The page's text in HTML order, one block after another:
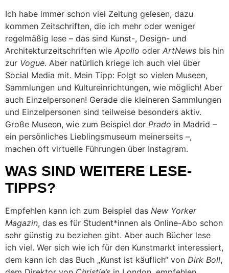
Ich habe immer schon viel Zeitung gelesen, dazu
kommen Zeitschriften, die ich mehr oder weniger
regelmäßig lese – das sind Kunst-, Design- und
Architekturzeitschriften wie Apollo oder ArtNews bis hin
zur Vogue. Aber natürlich kriege ich auch viel über
Social Media mit. Mein Tipp: Folgt so vielen Museen,
Sammlungen und Kultureinrichtungen, wie möglich! Aber
auch Einzelpersonen! Gerade die kleineren Sammlungen
und Einzelpersonen sind teilweise besonders aktiv.
Große Museen, wie zum Beispiel der Prado in Madrid –
ein persönliches Lieblingsmuseum meinerseits –,
machen oft virtuelle Führungen über Instagram.
WAS SIND WEITERE LESE-
TIPPS?
Empfehlen kann ich zum Beispiel das New Yorker
Magazin, das es für Student*innen als Online-Abo schon
sehr günstig zu beziehen gibt. Aber auch Bücher lese
ich viel. Wer sich wie ich für den Kunstmarkt interessiert,
dem kann ich das Buch „Kunst ist käuflich“ von Dirk Boll,